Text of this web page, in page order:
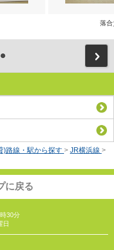
落合
)路線・駅から探す > JR横浜線 >
に戻る
30分
日